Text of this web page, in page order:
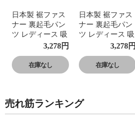
日本製 裾ファス
ナー 裏起毛パン
ツ レディース 吸
熱保温 介護 リハ
ビリ 通院対応 吸
熱保温素材 ホッ
トヴェール あっ
ム M L LL 3L ゆ
ったり 大きいサ
3,278円
在庫なし
日本製 裾ファス
ナー 裏起毛パン
ツ レディース 吸
熱保温 介護 リハ
ビリ 通院対応 吸
熱保温素材 ホッ
トヴェール あっ
ム M L LL 3L ゆ
ったり 大きいサ
3,278円
在庫なし
売れ筋ランキング